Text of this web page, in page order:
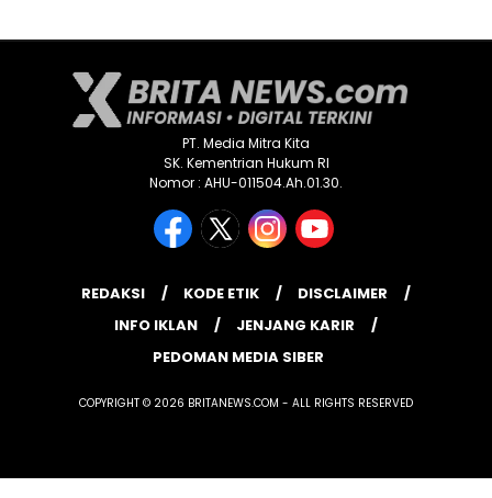
PT. Media Mitra Kita
SK. Kementrian Hukum RI
Nomor : AHU-011504.Ah.01.30.
REDAKSI KODE ETIK
DISCLAIMER
INFO IKLAN
JENJANG KARIR
PEDOMAN MEDIA SIBER
COPYRIGHT © 2026 BRITANEWS.COM - ALL RIGHTS RESERVED